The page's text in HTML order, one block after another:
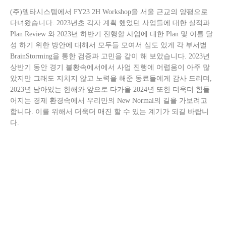
(주)델타시스템에서 FY23 2H Workshop을 서울 근교의 양평으로
다녀왔습니다. 2023년초 각자 계획 했었던 사업들에 대한 실적과
Plan Review 와 2023년 하반기 진행할 사업에 대한 Plan 및 이를 달
성 하기 위한 방안에 대해서 모두들 모여서 심도 있게 각 부서별
BrainStorming을 통한 검증과 고민을 같이 해 보았습니다. 2023년
상반기 동안 경기 불황속에서에서 사업 진행에 어렵움이 아주 많
았지만 그래도 지치지 않고 노력을 해준 동료들에게 감사 드리며,
2023년 남아있는 한해와 앞으로 다가올 2024년 또한 더욱더 힘들
어지는 경제 환경속에서 우리만의 New Normal의 길을 가보려고
합니다. 이를 위해서 더욱더 매진 할 수 있는 계기가 되길 바랍니
다.